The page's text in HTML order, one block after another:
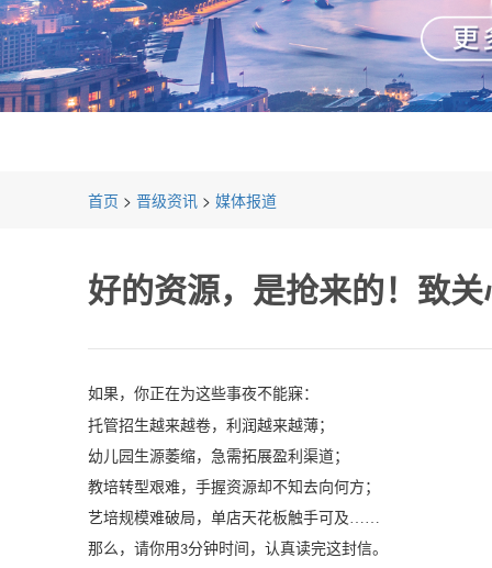
首页 > 晋级资讯 > 媒体报道
好的资源，是抢来的！致
如果，你正在为这些事夜不能寐：
托管招生越来越卷，利润越来越薄；
幼儿园生源萎缩，急需拓展盈利渠道；
教培转型艰难，手握资源却不知去向何方；
艺培规模难破局，单店天花板触手可及
那么，请你用 3分钟时间，认真读完这封信。